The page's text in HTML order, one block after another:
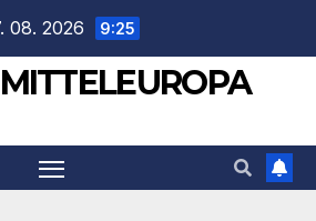
08. 2026 9:25